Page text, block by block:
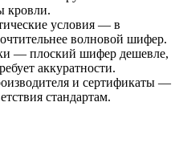
кровли.
условия — в
волновой шифер.
— плоский шифер дешевле,
аккуратности.
и сертификаты —
стандартам.